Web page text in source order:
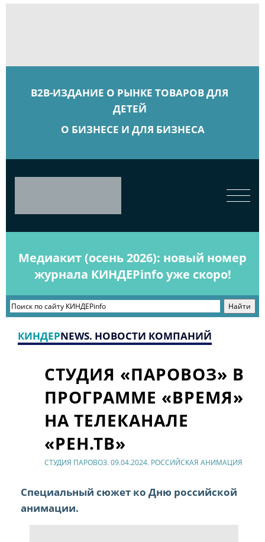
B2B-ИЗДАНИЕ О РЫНКЕ ТОВАРОВ ДЛЯ
ДЕТЕЙ
О БИЗНЕСЕ И ДЛЯ БИЗНЕСА
Медиакит (осень 2026): новый номер
журнала КИНДЕРinfo уже скоро!
КИНДЕРNEWS. НОВОСТИ КОМПАНИЙ
СТУДИЯ «ПАРОВОЗ» В
ПРОГРАММЕ «ВРЕМЯ»
НА ТЕЛЕКАНАЛЕ
«РЕН.ТВ»
СТУДИЯ ПАРОВОЗ. 09.04.2024. РОССИЙСКАЯ АНИМАЦИЯ
Специальный сюжет ко Дню российской
анимации.